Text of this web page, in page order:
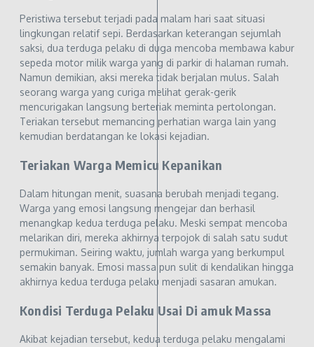
Peristiwa tersebut terjadi pada malam hari saat situasi
lingkungan relatif sepi. Berdasarkan keterangan sejumlah
saksi, dua terduga pelaku di duga mencoba membawa kabur
sepeda motor milik warga yang di parkir di halaman rumah.
Namun demikian, aksi mereka tidak berjalan mulus. Salah
seorang warga yang curiga melihat gerak-gerik
mencurigakan langsung berteriak meminta pertolongan.
Teriakan tersebut memancing perhatian warga lain yang
kemudian berdatangan ke lokasi kejadian.
Teriakan Warga Memicu Kepanikan
Dalam hitungan menit, suasana berubah menjadi tegang.
Warga yang emosi langsung mengejar dan berhasil
menangkap kedua terduga pelaku. Meski sempat mencoba
melarikan diri, mereka akhirnya terpojok di salah satu sudut
permukiman. Seiring waktu, jumlah warga yang berkumpul
semakin banyak. Emosi massa pun sulit di kendalikan hingga
akhirnya kedua terduga pelaku menjadi sasaran amukan.
Kondisi Terduga Pelaku Usai Di amuk Massa
Akibat kejadian tersebut, kedua terduga pelaku mengalami